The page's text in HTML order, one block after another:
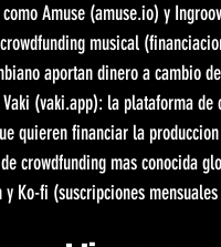
Amuse (amuse.io) y
musical
aportan dinero a cambio
(vaki.app): la plataforma de
quieren financiar la
crowdfunding mas conocida
y Ko-fi (suscripciones